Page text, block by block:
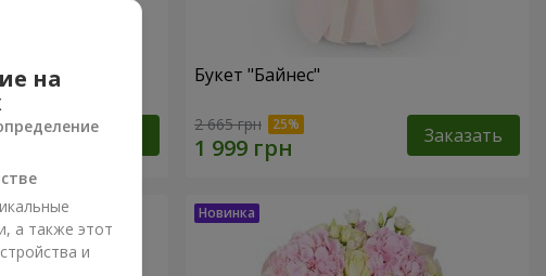
Заказать
Букет "Байнес"
2 665 грн Заказать
на
а также этот
и